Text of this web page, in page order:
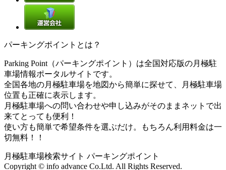
パーキングポイントとは？
Parking Point（パーキングポイント）は全国対応版の月極駐
車場情報ポータルサイトです。
全国各地の月極駐車場を地図から簡単に探せて、月極駐車場
位置も正確に表示します。
月極駐車場への問い合わせや申し込みがそのままネットで出
来てとっても便利！
使い方も簡単で希望条件を選ぶだけ。もちろん利用料金は一
切無料！！
月極駐車場検索サイト パーキングポイント
Copyright © info advance Co.Ltd. All Rights Reserved.